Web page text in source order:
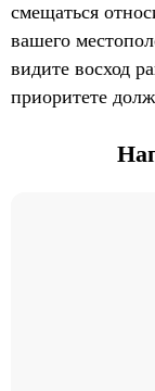
смещаться
вашего
видите восход
приоритете